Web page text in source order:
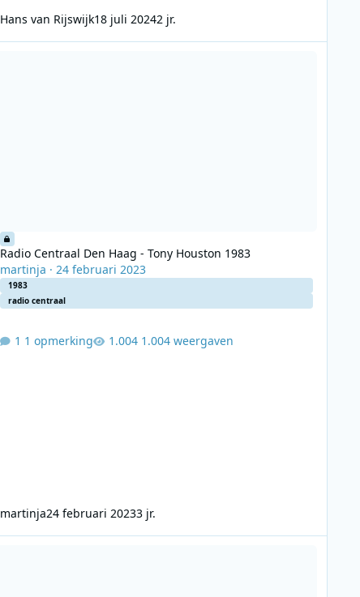
Hans van Rijswijk18 juli 20242 jr.
Radio Centraal Den Haag - Tony Houston 1983
martinja · 24 februari 2023
1983
radio centraal
1 opmerking 1.004 weergaven
martinja24 februari 20233 jr.